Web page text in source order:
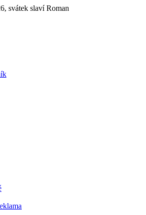
, svátek slavíRoman